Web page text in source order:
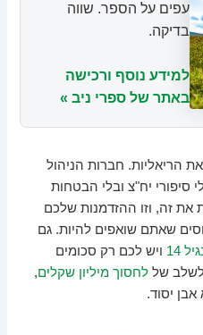
עפים על הספר. שווה
בדיקה.
למידע נוסף ורכישה
באתר של ספרי ניב »
הריאליות. חברות הניהול
סיפורי יח"צ ובלי הבטחות
את זה, וזו ההזדמנות שלכם
שאתם שואפים להיות. גם
14
ויש לכם רק סכומים
לשלב שללחסוך מיליון שקלים,
יסוד.